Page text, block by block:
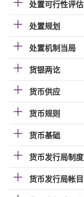
处置可行性评估
处置规划
处置机制当局
货银两讫
货币供应
货币规则
货币基础
货币发行局制度
货币发行局帐目